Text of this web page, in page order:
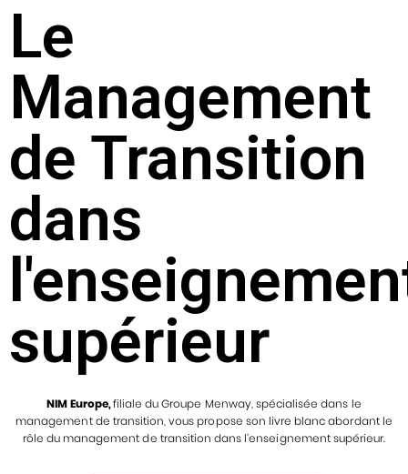
Le
Management
de Transition
dans
supérieur
NIM Europe,filiale du Groupe Menway, spécialisée dans le
management de transition, vous propose son livre blanc abordant le
rôle du management de transition dans l’enseignement supérieur.